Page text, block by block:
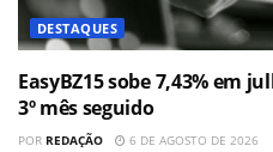
DESTAQUES
EasyBZ15 sobe 7,43% em
3º mês seguido
POR REDAÇÃO 6 DE AGOSTO DE 2026